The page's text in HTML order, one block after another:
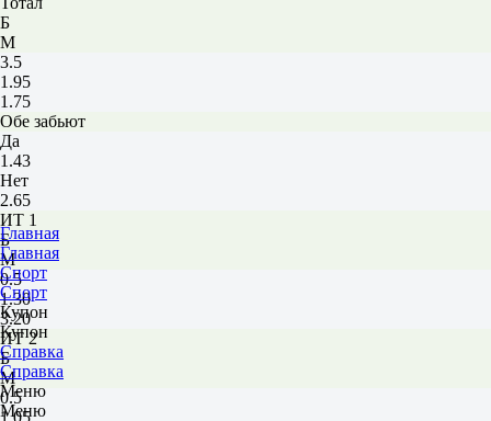
Б
М
3.5
1.95
1.75
Обе забьют
Да
1.43
Нет
2.65
ИТ 1
Б
М
0.5
1.30
3.20
ИТ 2
Б
М
0.5
1.05
Главная
Главная
Спорт
Спорт
Купон
Купон
Справка
Справка
Меню
Меню